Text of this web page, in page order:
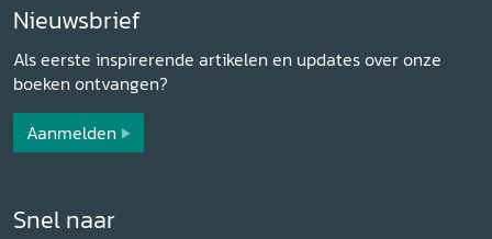
Nieuwsbrief
Als eerste inspirerende artikelen en updates over onze
boeken ontvangen?
Aanmelden
Snel naar